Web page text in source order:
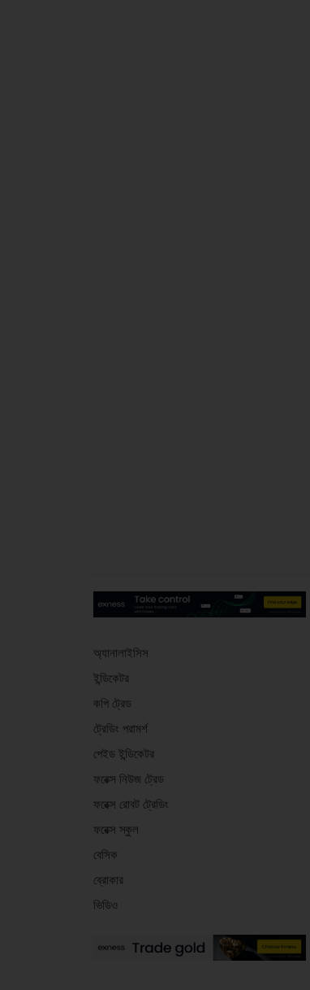
অ্যানালাইসিস
ইন্ডিকেটর
কপি ট্রেড
ট্রেডিং পরামর্শ
পেইড ইন্ডিকেটর
ফরেক্স নিউজ ট্রেড
ফরেক্স রোবট ট্রেডিং
ফরেক্স স্কুল
বেসিক
ব্রোকার
ভিডিও